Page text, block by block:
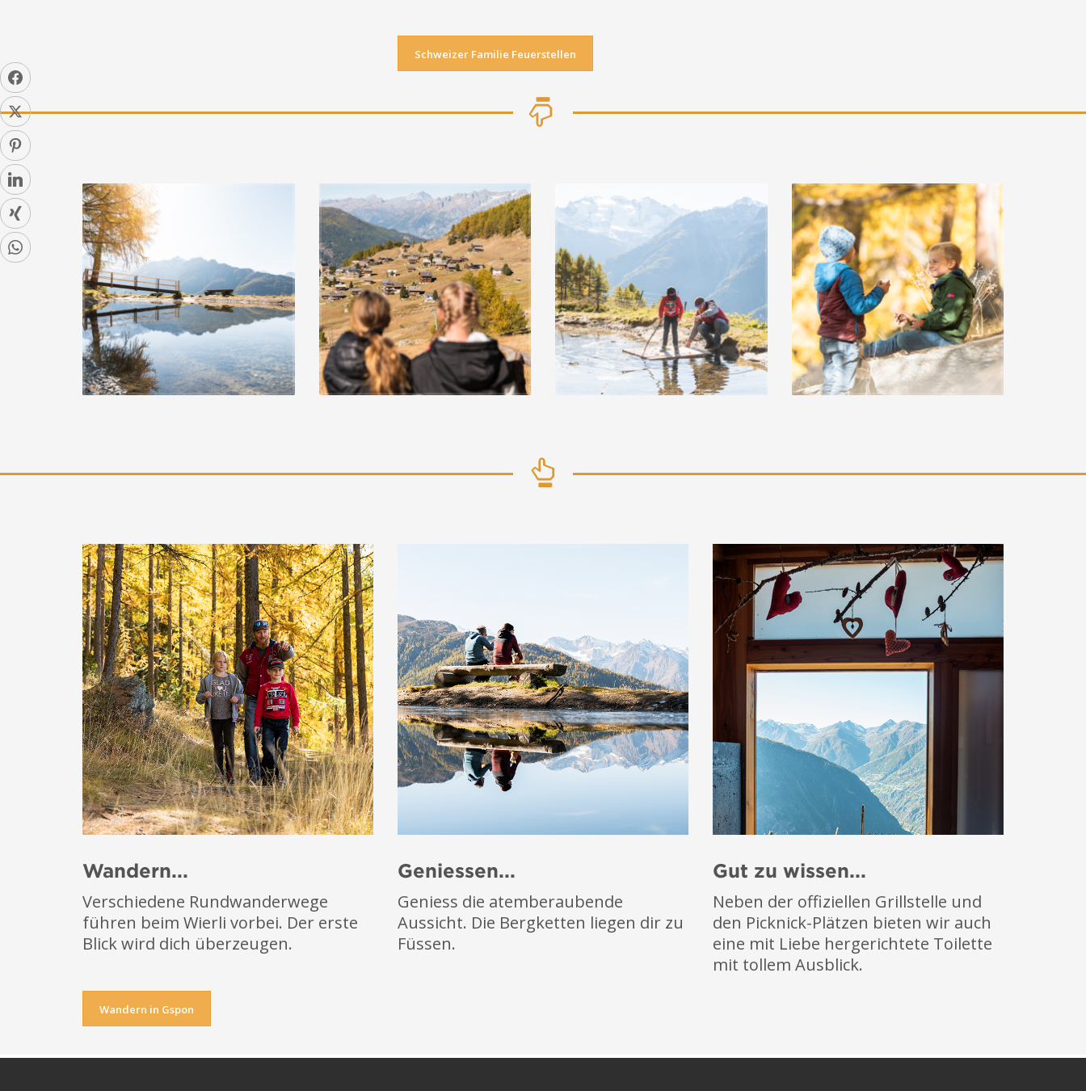
Schweizer Familie Feuerstellen
Wandern...
Verschiedene Rundwanderwege
führen beim Wierli vorbei. Der erste
Blick wird dich überzeugen.
Wandern in Gspon
Geniessen...
Geniess die atemberaubende
Aussicht. Die Bergketten liegen dir zu
Füssen.
Gut zu wissen...
Neben der offiziellen Grillstelle und
den Picknick-Plätzen bieten wir auch
eine mit Liebe hergerichtete Toilette
mit tollem Ausblick.